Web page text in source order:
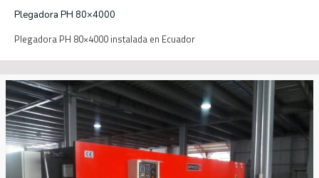
Plegadora PH 80×4000
Plegadora PH 80×4000 instalada en Ecuador